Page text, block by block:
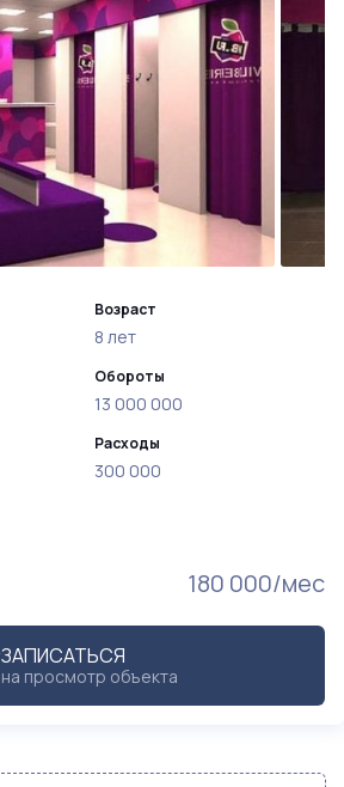
180 000/мес
ЗАПИСАТЬСЯ
на просмотр объекта
Возраст
8 лет
Обороты
13 000 000
Расходы
300 000